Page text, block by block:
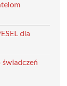
dla
świadczeń